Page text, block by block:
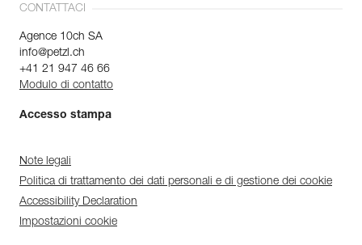
CONTATTACI
Agence 10ch SA
info@petzl.ch
+41 21 947 46 66
Modulo di contatto
Accesso stampa
Note legali
Politica di trattamento dei dati personali e di gestione dei cookie
Accessibility Declaration
Impostazioni cookie